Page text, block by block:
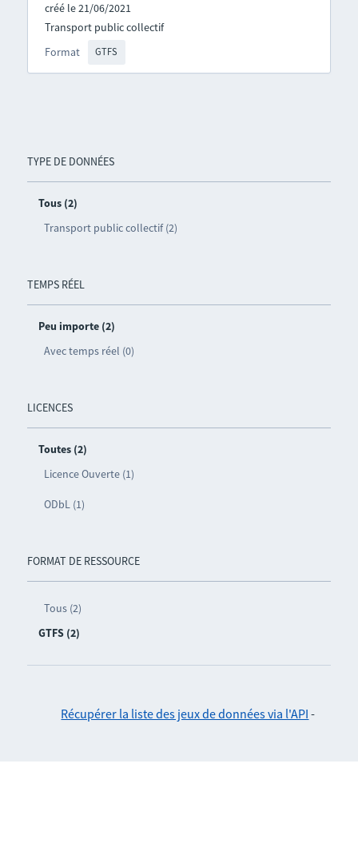
TYPE DE DONNÉES
Tous (2)
Transport public collectif (2)
TEMPS RÉEL
Peu importe (2)
Avec temps réel (0)
LICENCES
Toutes (2)
Licence Ouverte (1)
ODbL (1)
FORMAT DE RESSOURCE
Tous (2)
GTFS (2)
créé le 21/06/2021
Format GTFS
Transport public collectif
Récupérer la liste des jeux de données via l'API -